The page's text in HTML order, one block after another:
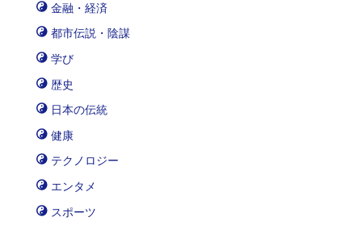
金融・経済
都市伝説・陰謀
学び
歴史
日本の伝統
健康
テクノロジー
エンタメ
スポーツ